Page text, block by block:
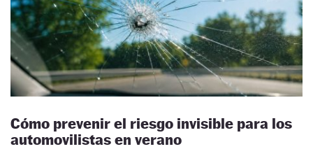
Cómo prevenir el riesgo invisible para los
automovilistas en verano